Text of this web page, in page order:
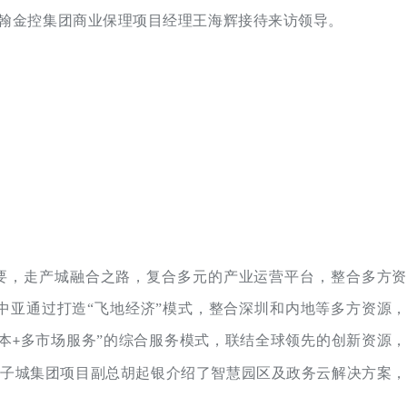
控集团商业保理项目经理王海辉接待来访领导。
走产城融合之路，复合多元的产业运营平台，整合多方资
通过打造“飞地经济”模式，整合深圳和内地等多方资源，
+多市场服务”的综合服务模式，联结全球领先的创新资源，
集团项目副总胡起银介绍了智慧园区及政务云解决方案，